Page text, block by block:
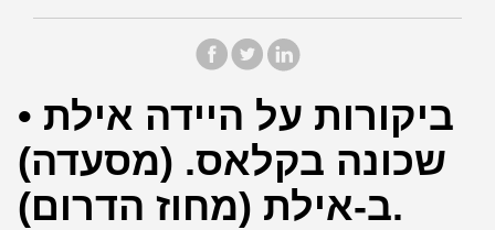
ביקורות על היידה אילת •
שכונה בקלאס. (מסעדה)
ב-אילת (מחוז הדרום).